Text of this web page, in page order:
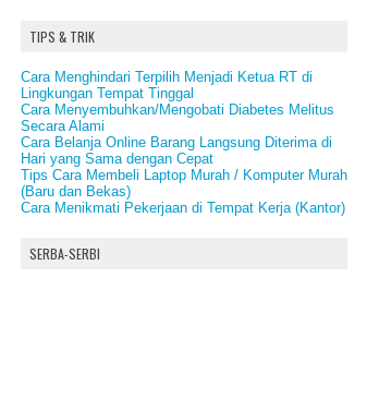
TIPS & TRIK
Cara Menghindari Terpilih Menjadi Ketua RT di
Lingkungan Tempat Tinggal
Cara Menyembuhkan/Mengobati Diabetes Melitus
Secara Alami
Cara Belanja Online Barang Langsung Diterima di
Hari yang Sama dengan Cepat
Tips Cara Membeli Laptop Murah / Komputer Murah
(Baru dan Bekas)
Cara Menikmati Pekerjaan di Tempat Kerja (Kantor)
SERBA-SERBI